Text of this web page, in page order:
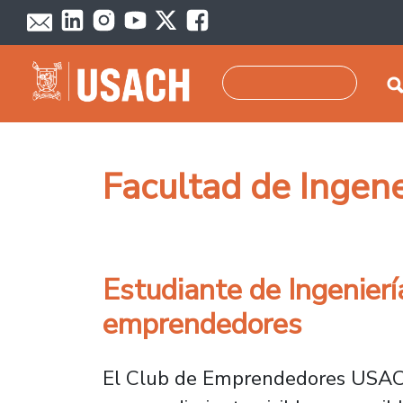
Pasar al contenido principal
Facultad de
Estudiante de
emprendedores
El Club de Emprendedores